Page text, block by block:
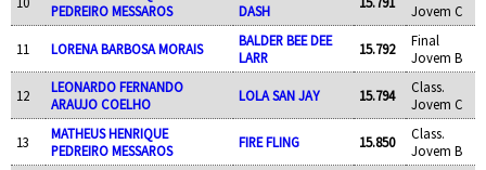
PEDREIRO MESSAROS
DASH
Jovem C
11 LORENA BARBOSA MORAIS
BALDER BEE DEE
LARR
15.792
Final
Jovem B
12
LEONARDO FERNANDO
ARAUJO COELHO
LOLA SAN JAY 15.794
Class.
Jovem C
13
MATHEUS HENRIQUE
PEDREIRO MESSAROS
FIRE FLING 15.850
Class.
Jovem B